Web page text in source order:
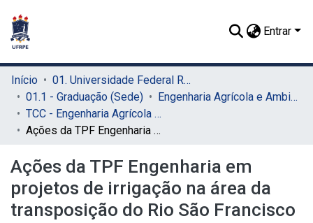
Entrar
Início
01. Universidade Federal Rural de Pernambuco - UFRPE (Sede)
01.1 - Graduação (Sede)
Engenharia Agrícola e Ambiental (Sede)
TCC - Engenharia Agrícola e Ambiental (Sede)
Ações da TPF Engenharia em projetos de irrigação na área da transposição do Rio São Francisco
Ações da TPF Engenharia em
projetos de irrigação na área da
transposição do Rio São Francisco